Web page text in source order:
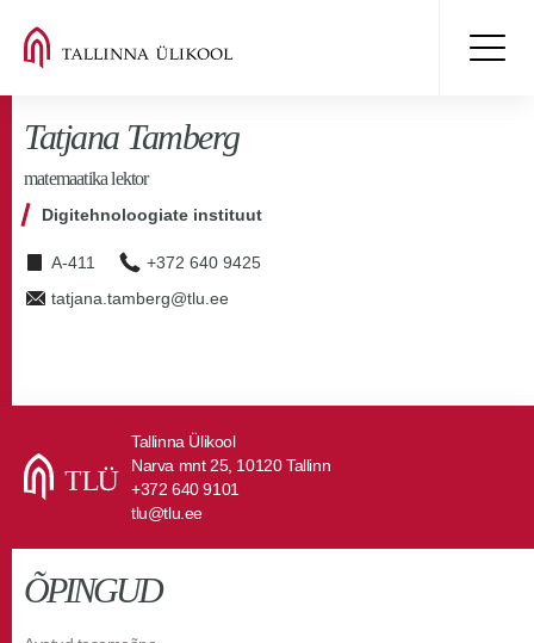
Tatjana Tamberg
matemaatika lektor
Digitehnoloogiate instituut
A-411
+372 640 9425
tatjana.tamberg@tlu.ee
Tallinna Ülikool
Narva mnt 25, 10120 Tallinn
+372 640 9101
tlu@tlu.ee
ÕPINGUD